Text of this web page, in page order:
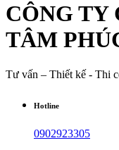
CÔNG TY
TÂM
Tư vấn – Thiết kế - Thi
Hotline
0902923305